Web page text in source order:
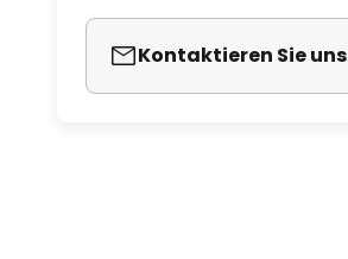
Kontaktieren Sie uns